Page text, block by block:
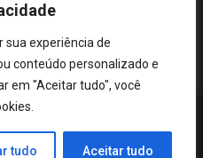
sua experiência de
conteúdo personalizado e
em "Aceitar tudo", você
tudo Aceitar tudo
Desenvolvido porPágina